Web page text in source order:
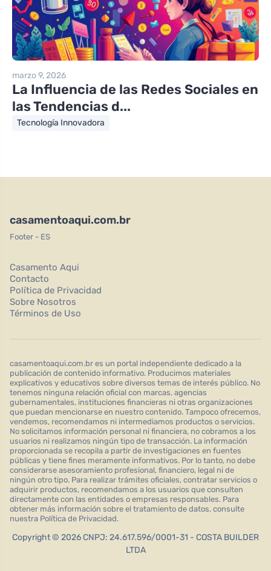
marzo 9, 2026
La Influencia de las Redes Sociales en
las Tendencias d...
Tecnología Innovadora
casamentoaqui.com.br
Footer - ES
Casamento Aqui
Contacto
Política de Privacidad
Sobre Nosotros
Términos de Uso
casamentoaqui.com.br es un portal independiente dedicado a la
publicación de contenido informativo. Producimos materiales
explicativos y educativos sobre diversos temas de interés público. No
tenemos ninguna relación oficial con marcas, agencias
gubernamentales, instituciones financieras ni otras organizaciones
que puedan mencionarse en nuestro contenido. Tampoco ofrecemos,
vendemos, recomendamos ni intermediamos productos o servicios.
No solicitamos información personal ni financiera, no cobramos a los
usuarios ni realizamos ningún tipo de transacción. La información
proporcionada se recopila a partir de investigaciones en fuentes
públicas y tiene fines meramente informativos. Por lo tanto, no debe
considerarse asesoramiento profesional, financiero, legal ni de
ningún otro tipo. Para realizar trámites oficiales, contratar servicios o
adquirir productos, recomendamos a los usuarios que consulten
directamente con las entidades o empresas responsables. Para
obtener más información sobre el tratamiento de datos, consulte
nuestra Política de Privacidad.
Copyright © 2026 CNPJ: 24.617.596/0001-31 - COSTA BUILDER
LTDA